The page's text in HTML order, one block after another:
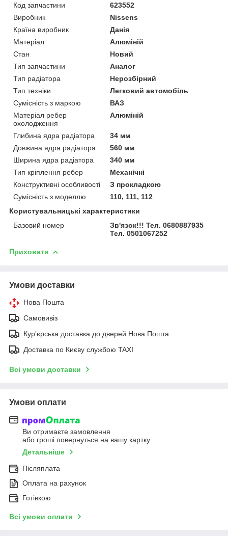
Код запчастини
623552
Виробник
Nissens
Країна виробник
Данія
Матеріал
Алюміній
Стан
Новий
Тип запчастини
Аналог
Тип радіатора
Нерозбірний
Тип техніки
Легковий автомобіль
Сумісність з маркою
ВАЗ
Матеріал ребер
охолодження
Алюміній
Глибина ядра радіатора
34 мм
Довжина ядра радіатора
560 мм
Ширина ядра радіатора
340 мм
Тип кріплення ребер
Механічні
Конструктивні особливості
З прокладкою
Сумісність з моделлю
110, 111, 112
Користувальницькі характеристики
Базовий номер
Зв'язок!!! Тел. 0680887935
Тел. 0501067252
Приховати
Умови доставки
Нова Пошта
Самовивіз
Курʼєрська доставка до дверей Нова Пошта
Доставка по Києву службою TAXI
Всі умови доставки
Умови оплати
Ви отримаєте замовлення
або гроші повернуться на вашу картку
Детальніше
Післяплата
Оплата на рахунок
Готівкою
Всі умови оплати